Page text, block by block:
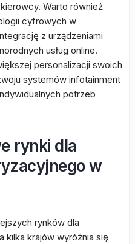
Warto również
cyfrowych w
z urządzeniami
usług online.
personalizacji swoich
systemów infotainment
potrzeb
rynki dla
w
rynków dla
kilka krajów wyróżnia się